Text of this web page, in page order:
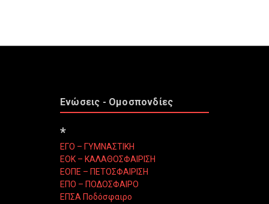
Ενώσεις - Ομοσπονδίες
*
ΕΓΟ – ΓΥΜΝΑΣΤΙΚΗ
ΕΟΚ – ΚΑΛΑΘΟΣΦΑΙΡΙΣΗ
ΕΟΠΕ – ΠΕΤΟΣΦΑΙΡΙΣΗ
ΕΠΟ – ΠΟΔΟΣΦΑΙΡΟ
ΕΠΣΑ Ποδόσφαιρο